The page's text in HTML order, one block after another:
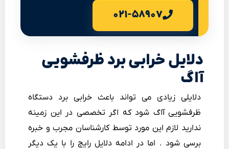
۰۲۱-۵۸۹۰۷
دلایل خرابی برد ظرفشویی
آاگ
دلایلی زیادی می تواند باعث خرابی برد دستگاه
ظرفشویی آاگ شود که اگر تخصصی در این زمینه
ندارید لازم این مورد توسط کارشناسان مجرب و خبره
برسی شود . اما در ادامه دلایل رایج را با یک دیگر